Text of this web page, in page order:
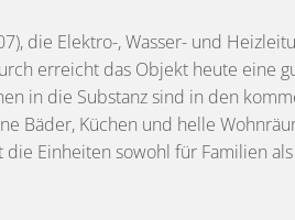
die Elektro-, Wasser- und
erreicht das Objekt heute eine
in die Substanz sind in den
Bäder, Küchen und helle
Einheiten sowohl für Familien